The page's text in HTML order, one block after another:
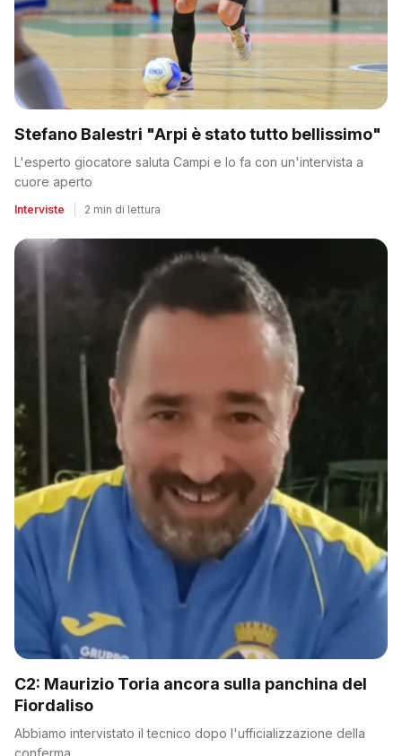
Stefano Balestri "Arpi è stato tutto bellissimo"
L'esperto giocatore saluta Campi e lo fa con un'intervista a
cuore aperto
Interviste 2 min di lettura
C2: Maurizio Toria ancora sulla panchina del
Fiordaliso
Abbiamo intervistato il tecnico dopo l'ufficializzazione della